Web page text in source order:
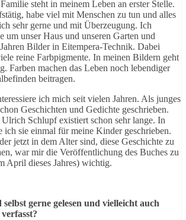
steht in meinem Leben an erster Stelle.
habe viel mit Menschen zu tun und alles
sehr gerne und mit Überzeugung. Ich
um unser Haus und unseren Garten und
Bilder in Eitempera-Technik. Dabei
reine Farbpigmente. In meinen Bildern geht
Farben machen das Leben noch lebendiger
beitragen.
ich mich seit vielen Jahren. Als junges
Geschichten und Gedichte geschrieben.
Schlupf existiert schon sehr lange. In
ich sie einmal für meine Kinder geschrieben.
jetzt in dem Alter sind, diese Geschichte zu
war mir die Veröffentlichung des Buches zu
April dieses Jahres) wichtig.
gerne gelesen und vielleicht auch